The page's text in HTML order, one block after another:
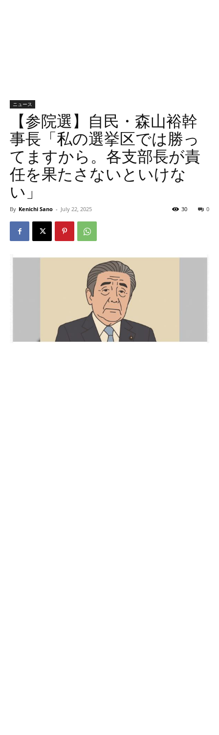
ニュース
【参院選】自民・森山裕幹
事長「私の選挙区では勝っ
てますから。各支部長が責
任を果たさないといけな
い」
By Kenichi Sano - July 22, 2025 0
30